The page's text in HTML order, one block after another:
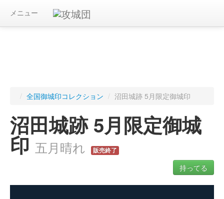
メニュー
/ 全国御城印コレクション / 沼田城跡 5月限定御城印
沼田城跡 5月限定御城
印 五月晴れ 販売終了
持ってる